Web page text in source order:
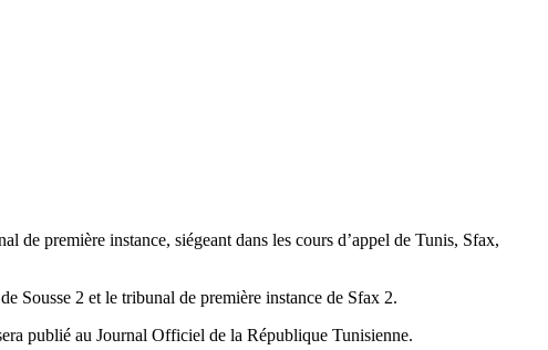
de première instance, siégeant dans les cours d’appel de Tunis, Sfax,
Sousse 2 et le tribunal de première instance de Sfax 2.
publié au Journal Officiel de la République Tunisienne.